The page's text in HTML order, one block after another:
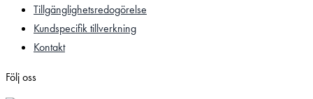
Tillgänglighetsredogörelse
Kundspecifik tillverkning
Kontakt
Följ oss